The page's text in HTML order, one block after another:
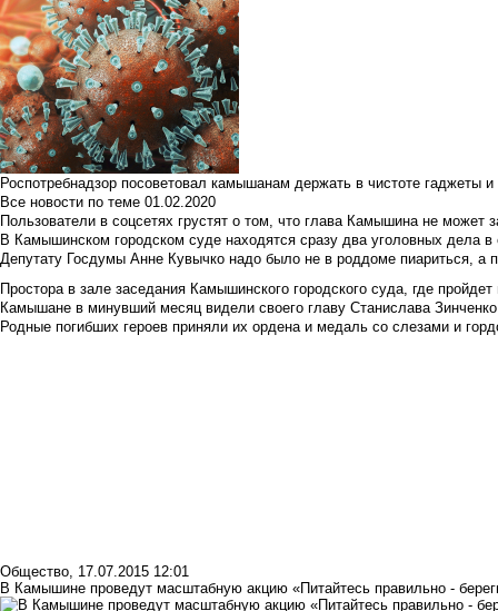
Роспотребнадзор посоветовал камышанам держать в чистоте гаджеты
Все новости по теме 01.02.2020
Пользователи в соцсетях грустят о том, что глава Камышина не может
В Камышинском городском суде находятся сразу два уголовных дела
Депутату Госдумы Анне Кувычко надо было не в роддоме пиариться, а
Простора в зале заседания Камышинского городского суда, где
Камышане в минувший месяц видели своего главу Станислава Зинченко
Родные погибших героев приняли их ордена и медаль со слезами и
Общество, 17.07.2015 12:01
В Камышине проведут масштабную акцию «Питайтесь правильно -